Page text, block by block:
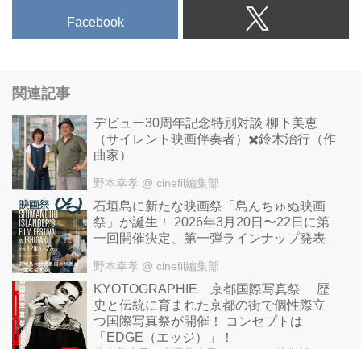
Facebook
関連記事
デビュー30周年記念特別対談 柳下美恵
（サイレント映画伴奏者）✖️鈴木治行（作
曲家）
野本幸孝 @ cinefil編集部
石垣島に新たな映画祭「島んちゅぬ映画
祭」が誕生！ 2026年3月20日〜22日に第
一回開催決定、第一弾ラインナップ発表
野本幸孝 @ cinefil編集部
KYOTOGRAPHIE 京都国際写真祭 歴
史と伝統に育まれた京都の街で個性際立
つ国際写真祭が開催！ コンセプトは
「EDGE（エッジ）」！